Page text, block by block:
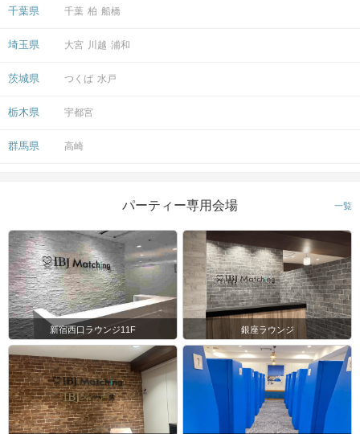
千葉県 千葉 柏 船橋
埼玉県 大宮 川越 浦和
茨城県 つくば 水戸
栃木県 宇都宮
群馬県 高崎
パーティー専用会場 一覧
新宿西口ラウンジ11F 銀座ラウンジ